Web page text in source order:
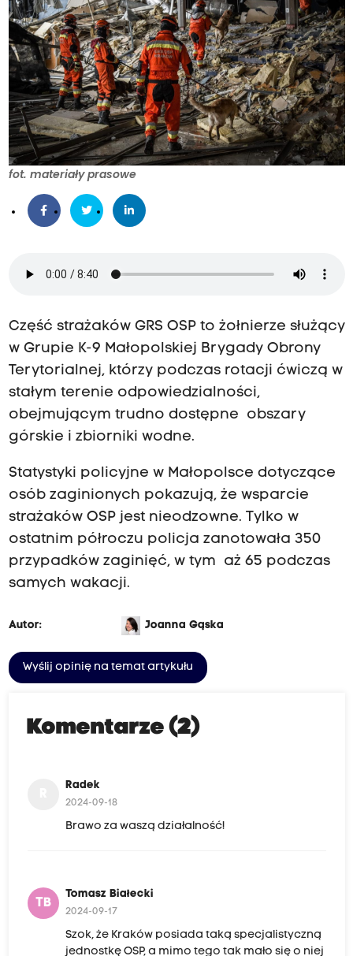
fot. materiały prasowe
Część strażaków GRS OSP to żołnierze służący
w Grupie K-9 Małopolskiej Brygady Obrony
Terytorialnej, którzy podczas rotacji ćwiczą w
stałym terenie odpowiedzialności,
obejmującym trudno dostępne obszary
górskie i zbiorniki wodne.
Statystyki policyjne w Małopolsce dotyczące
osób zaginionych pokazują, że wsparcie
strażaków OSP jest nieodzowne. Tylko w
ostatnim półroczu policja zanotowała 350
przypadków zaginięć, w tym aż 65 podczas
samych wakacji.
Autor: Joanna Gąska
Wyślij opinię na temat artykułu
Komentarze (2)
Radek
2024-09-18
Brawo za waszą działalność!
TB
Tomasz Białecki
2024-09-17
Szok, że Kraków posiada taką specjalistyczną
jednostkę OSP, a mimo tego tak mało się o niej